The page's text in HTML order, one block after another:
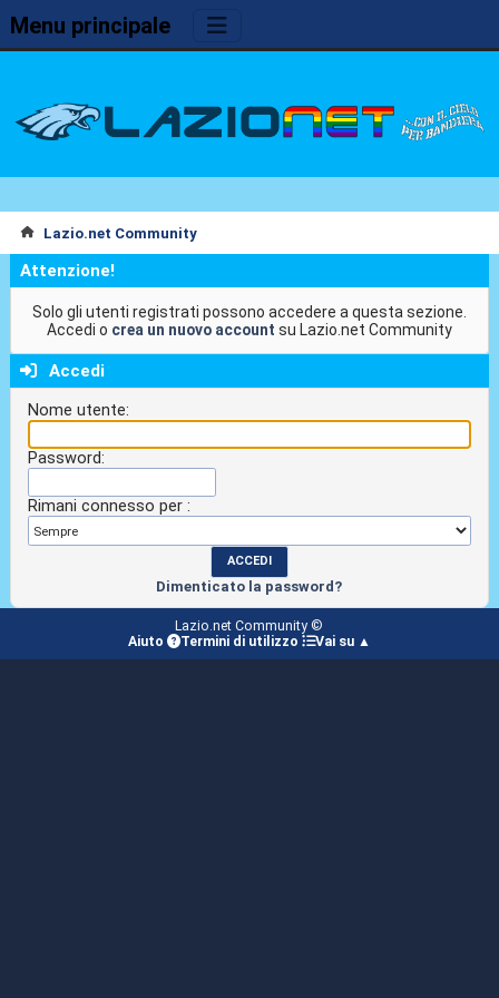
Menu principale
Lazio.net Community
Attenzione!
Solo gli utenti registrati possono accedere a questa sezione.
Accedi o crea un nuovo account su Lazio.net Community
Accedi
Nome utente:
Password:
Rimani connesso per :
Dimenticato la password?
Lazio.net Community ©
Aiuto
Termini di utilizzo Vai su ▲